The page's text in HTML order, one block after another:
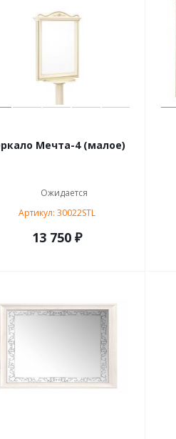
Мечта-4 (малое)
Ожидается
Артикул: 30022STL
13 750 ₽